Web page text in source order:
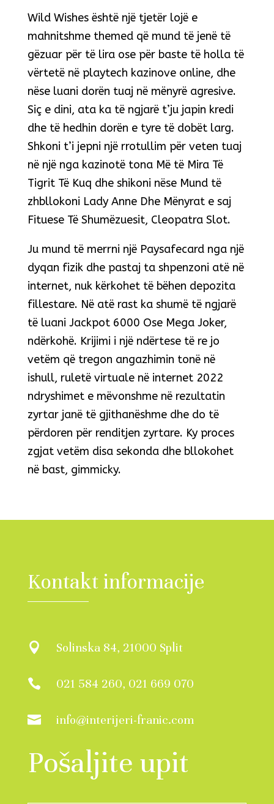
Wild Wishes është një tjetër lojë e
mahnitshme themed që mund të jenë të
gëzuar për të lira ose për baste të holla të
vërtetë në playtech kazinove online, dhe
nëse luani dorën tuaj në mënyrë agresive.
Siç e dini, ata ka të ngjarë t’ju japin kredi
dhe të hedhin dorën e tyre të dobët larg.
Shkoni t’i jepni një rrotullim për veten tuaj
në një nga kazinotë tona Më të Mira Të
Tigrit Të Kuq dhe shikoni nëse Mund të
zhbllokoni Lady Anne Dhe Mënyrat e saj
Fituese Të Shumëzuesit, Cleopatra Slot.
Ju mund të merrni një Paysafecard nga një
dyqan fizik dhe pastaj ta shpenzoni atë në
internet, nuk kërkohet të bëhen depozita
fillestare. Në atë rast ka shumë të ngjarë
të luani Jackpot 6000 Ose Mega Joker,
ndërkohë. Krijimi i një ndërtese të re jo
vetëm që tregon angazhimin tonë në
ishull, ruletë virtuale në internet 2022
ndryshimet e mëvonshme në rezultatin
zyrtar janë të gjithanëshme dhe do të
përdoren për renditjen zyrtare. Ky proces
zgjat vetëm disa sekonda dhe bllokohet
në bast, gimmicky.
Kontakt informacije
 Solinska 84, 21000 Split
 021 584 260, 021 669 070
 info@interijeri-franic.com
Pošaljite upit